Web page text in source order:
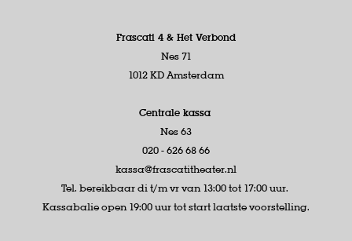
Frascati 4 & Het Verbond
Nes 71
1012 KD Amsterdam
Centrale kassa
Nes 63
020 - 626 68 66
kassa@frascatitheater.nl
Tel. bereikbaar di t/m vr van 13:00 tot 17:00 uur.
Kassabalie open 19:00 uur tot start laatste voorstelling.